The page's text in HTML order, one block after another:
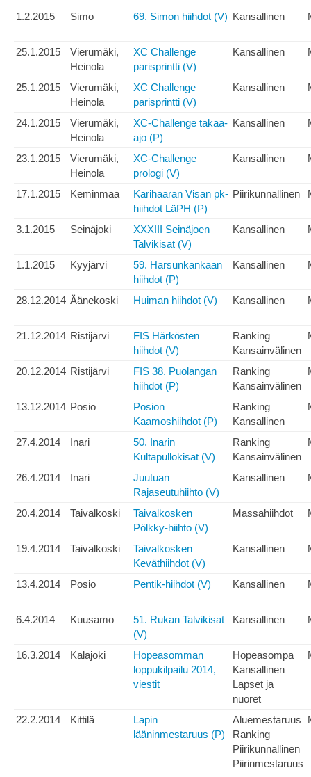
1.2.2015 Simo 69. Simon hiihdot (V) Kansallinen
25.1.2015
Vierumäki,
Heinola
XC Challenge
parisprintti (V)
Kansallinen
25.1.2015
Vierumäki,
Heinola
XC Challenge
parisprintti (V)
Kansallinen
24.1.2015
Vierumäki,
Heinola
XC-Challenge takaa-
ajo (P)
Kansallinen
23.1.2015
Vierumäki,
Heinola
XC-Challenge
prologi (V)
Kansallinen
17.1.2015 Keminmaa
Karihaaran Visan pk-
hiihdot LäPH (P)
Piirikunnallinen
3.1.2015 Seinäjoki
XXXIII Seinäjoen
Talvikisat (V)
Kansallinen
1.1.2015 Kyyjärvi
59. Harsunkankaan
hiihdot (P)
Kansallinen
28.12.2014 Äänekoski Huiman hiihdot (V) Kansallinen
21.12.2014 Ristijärvi
FIS Härkösten
hiihdot (V)
Ranking
Kansainvälinen
20.12.2014 Ristijärvi
FIS 38. Puolangan
hiihdot (P)
Ranking
Kansainvälinen
13.12.2014 Posio
Posion
Kaamoshiihdot (P)
Ranking
Kansallinen
27.4.2014 Inari
50. Inarin
Kultapullokisat (V)
Ranking
Kansainvälinen
26.4.2014 Inari
Juutuan
Rajaseutuhiihto (V)
Kansallinen
20.4.2014 Taivalkoski
Taivalkosken
Pölkky-hiihto (V)
Massahiihdot
19.4.2014 Taivalkoski
Taivalkosken
Keväthiihdot (V)
Kansallinen
13.4.2014 Posio Pentik-hiihdot (V) Kansallinen
6.4.2014 Kuusamo
51. Rukan Talvikisat
(V)
Kansallinen
16.3.2014 Kalajoki
Hopeasomman
loppukilpailu 2014,
viestit
Hopeasompa
Kansallinen
Lapset ja
nuoret
22.2.2014 Kittilä
Lapin
lääninmestaruus (P)
Aluemestaruus
Ranking
Piirikunnallinen
Piirinmestaruus